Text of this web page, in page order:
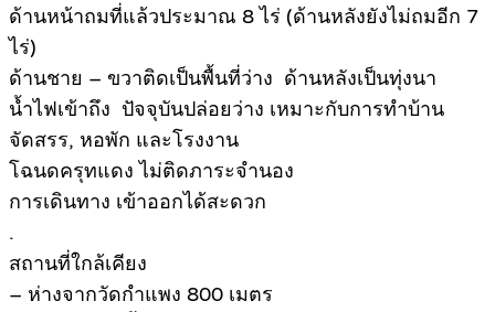
ด้านหน้าถมที่แล้วประมาณ 8 ไร่ (ด้านหลังยังไม่ถมอีก 7
ไร่)
ด้านชาย – ขวาติดเป็นพื้นที่ว่าง ด้านหลังเป็นทุ่งนา
น้ำไฟเข้าถึง ปัจจุบันปล่อยว่าง เหมาะกับการทำบ้าน
จัดสรร, หอพัก และโรงงาน
โฉนดครุทแดง ไม่ติดภาระจำนอง
การเดินทาง เข้าออกได้สะดวก
.
สถานที่ใกล้เคียง
– ห่างจากวัดกำแพง 800 เมตร